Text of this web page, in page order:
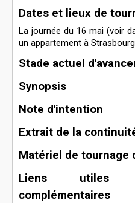
Dates et lieux de
La journée du 16 mai (voir
un appartement à Strasbourg
Stade actuel
Synopsis
Note d'intention
Extrait de la
Matériel de tournage
Liens utiles
complémentaires